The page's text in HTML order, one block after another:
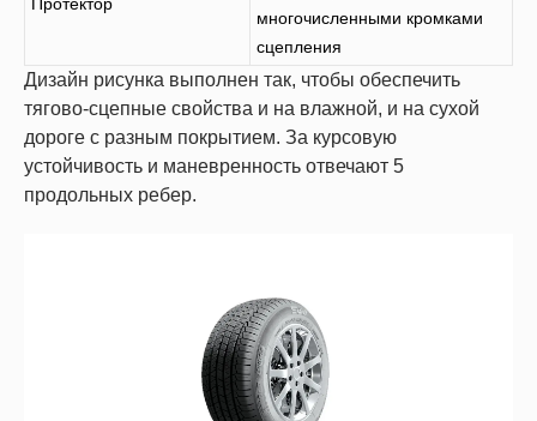
многочисленными кромками
сцепления
Дизайн рисунка выполнен так, чтобы обеспечить
тягово-сцепные свойства и на влажной, и на сухой
дороге с разным покрытием. За курсовую
устойчивость и маневренность отвечают 5
продольных ребер.